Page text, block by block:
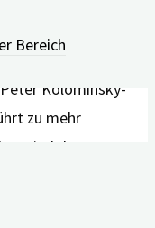
Bereich
Gesundheit
digiDEM
Kolominsky-
zu mehr
sind dann
mit nahen
beginnen,